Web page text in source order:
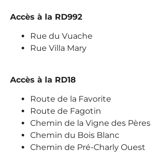
Accès à la RD992
Rue du Vuache
Rue Villa Mary
Accès à la RD18
Route de la Favorite
Route de Fagotin
Chemin de la Vigne des Pères
Chemin du Bois Blanc
Chemin de Pré-Charly Ouest